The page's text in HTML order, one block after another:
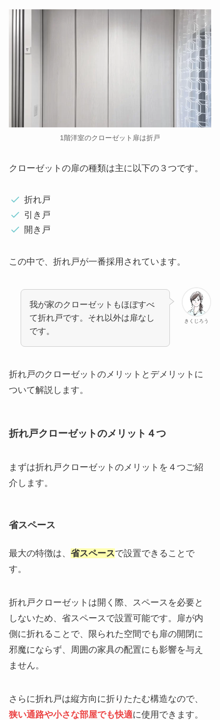
1階洋室のクローゼット扉は折戸
クローゼットの扉の種類は主に以下の３つです。
折れ戸
引き戸
開き戸
この中で、折れ戸が一番採用されています。
きくじろう
我が家のクローゼットもほぼすべ
て折れ戸です。それ以外は扉なし
です。
折れ戸のクローゼットのメリットとデメリットに
ついて解説します。
折れ戸クローゼットのメリット４つ
まずは折れ戸クローゼットのメリットを４つご紹
介します。
省スペース
最大の特徴は、 省スペースで設置できることで
す。
折れ戸クローゼットは開く際、スペースを必要と
しないため、省スペースで設置可能です。扉が内
側に折れることで、限られた空間でも扉の開閉に
邪魔にならず、周囲の家具の配置にも影響を与え
ません。
さらに折れ戸は縦方向に折りたたむ構造なので、
狭い通路や小さな部屋でも快適に使用できます。